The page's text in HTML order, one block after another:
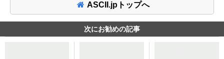
ASCII.jpトップへ
次にお勧めの記事